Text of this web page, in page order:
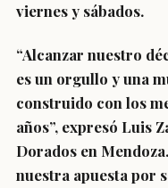
viernes y sábados.
“Alcanzar nuestro
es un orgullo y una
construido con los
años”, expresó Luis
Dorados en
nuestra apuesta por